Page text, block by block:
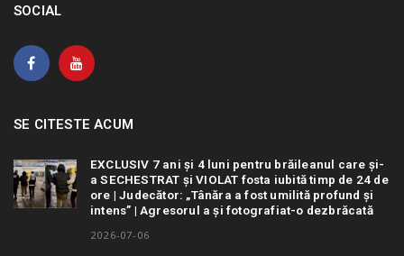
SOCIAL
SE CITESTE ACUM
EXCLUSIV 7 ani și 4 luni pentru brăileanul care și-
a SECHESTRAT și VIOLAT fosta iubită timp de 24 de
ore | Judecător: „Tânăra a fost umilită profund și
intens” | Agresorul a și fotografiat-o dezbrăcată
2026-07-06